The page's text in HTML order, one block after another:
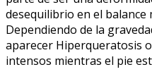
desequilibrio en el balance
Dependiendo de la
aparecer Hiperqueratosis
intensos mientras el pie